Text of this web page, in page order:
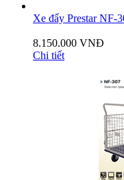
Xe đẩy Prestar NF-
8.150.000 VNĐ
Chi tiết